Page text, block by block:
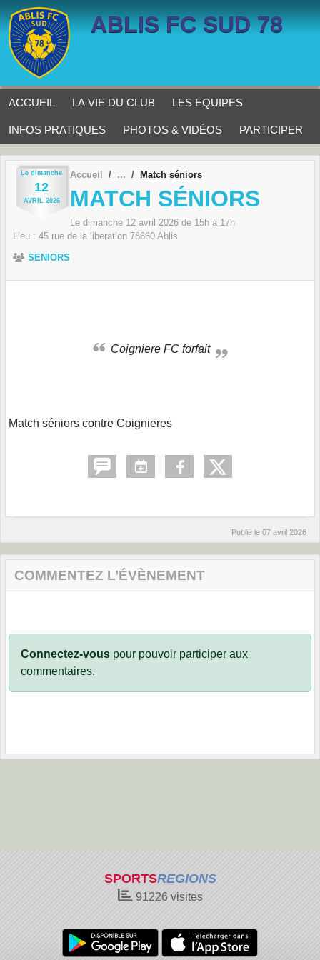
ABLIS FC SUD 78
ACCUEIL LA VIE DU CLUB LES EQUIPES
INFOS PRATIQUES PHOTOS & VIDÉOS PARTICIPER
Le dimanche
12
AVRIL 2026
Accueil Match séniors
MATCH SÉNIORS
Le dimanche 12 avril 2026 de 15h à 17h
Lieu : 45 rue de la liberation 78660 Ablis
SENIORS
Coigniere FC forfait
Match séniors contre Coignieres
Publié le 07 avril 2026
COMMENTEZ L’ÉVÈNEMENT
Connectez-vous pour pouvoir participer aux
commentaires.
SPORTSREGIONS
91226visites
Panneau de gestion des cookies